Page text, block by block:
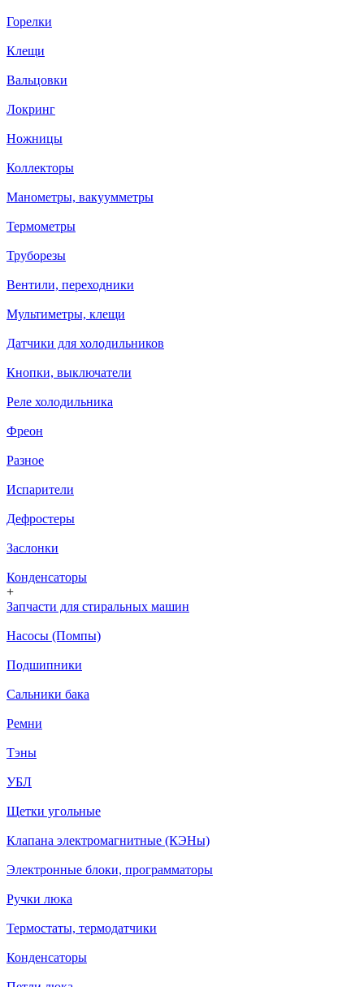
Горелки
Клещи
Вальцовки
Локринг
Ножницы
Коллекторы
Манометры, вакуумметры
Термометры
Труборезы
Вентили, переходники
Мультиметры, клещи
Датчики для холодильников
Кнопки, выключатели
Реле холодильника
Фреон
Разное
Испарители
Дефростеры
Заслонки
Конденсаторы
+
Запчасти для стиральных машин
Насосы (Помпы)
Подшипники
Сальники бака
Ремни
Тэны
УБЛ
Щетки угольные
Клапана электромагнитные (КЭНы)
Электронные блоки, программаторы
Ручки люка
Термостаты, термодатчики
Конденсаторы